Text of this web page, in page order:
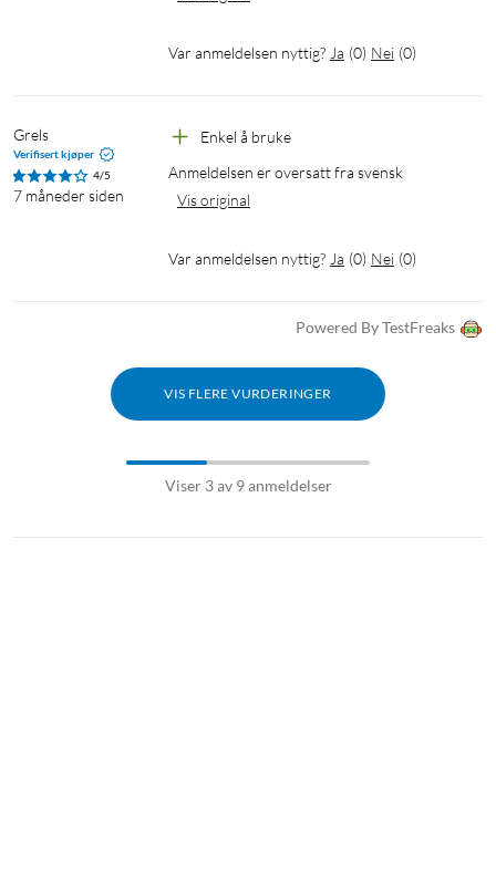
Var anmeldelsen nyttig? Ja (0) Nei (0)
Grels
Verifisert kjøper
4/5
7 måneder siden
Enkel å bruke
Anmeldelsen er oversatt fra svensk
Vis original
Var anmeldelsen nyttig? Ja (0) Nei (0)
Powered By TestFreaks
VIS FLERE VURDERINGER
Viser 3 av 9 anmeldelser